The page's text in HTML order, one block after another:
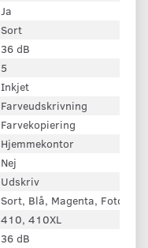
Ja
Sort
36 dB
5
Inkjet
Farveudskrivning
Farvekopiering
Hjemmekontor
Nej
Udskriv
Sort, Blå, Magenta, Foto
410, 410XL
36 dB